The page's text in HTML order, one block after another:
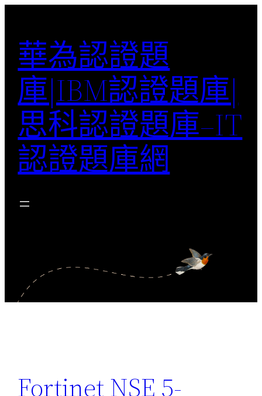
華為認證題
庫|IBM認證題庫|
思科認證題庫–IT
認證題庫網
Fortinet NSE 5-